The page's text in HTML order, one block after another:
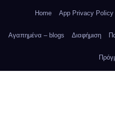
Home App Privacy Policy
Αγαπημένα – blogs Διαφήμιση